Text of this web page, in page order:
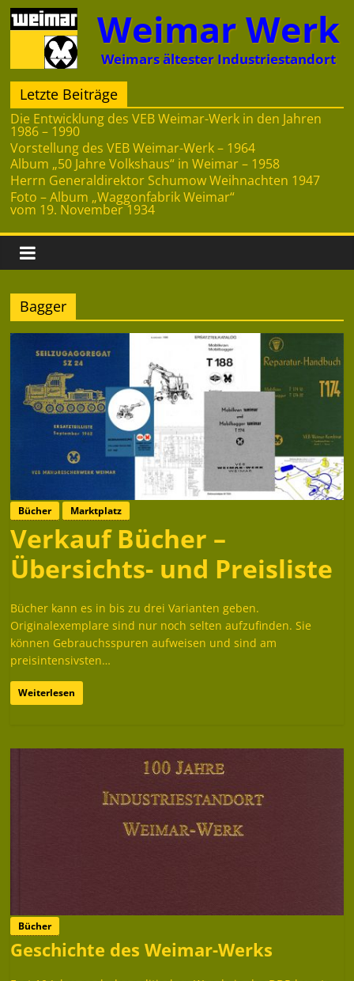
Zum
Inhalt
springen
Weimar Werk
Weimars ältester Industriestandort
Letzte Beiträge
Die Entwicklung des VEB Weimar-Werk in den Jahren
1986 – 1990
Vorstellung des VEB Weimar-Werk – 1964
Album „50 Jahre Volkshaus“ in Weimar – 1958
Herrn Generaldirektor Schumow Weihnachten 1947
Foto – Album „Waggonfabrik Weimar“
vom 19. November 1934
Bagger
Bücher Marktplatz
Verkauf Bücher –
Übersichts- und Preisliste
Bücher kann es in bis zu drei Varianten geben.
Originalexemplare sind nur noch selten aufzufinden. Sie
können Gebrauchsspuren aufweisen und sind am
preisintensivsten…
Weiterlesen
Bücher
Geschichte des Weimar-Werks